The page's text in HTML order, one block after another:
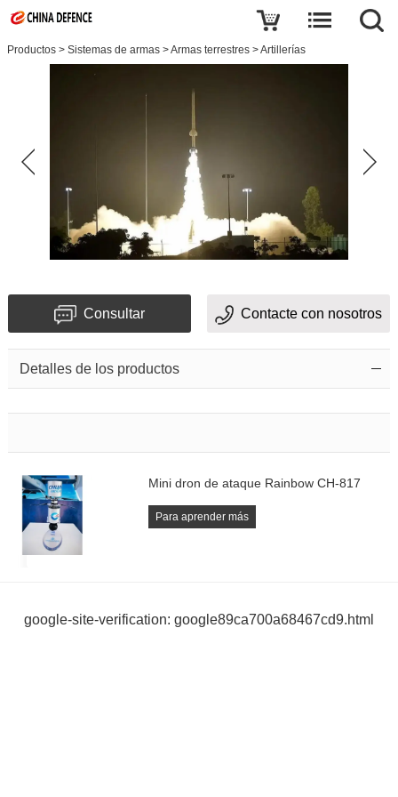
Productos > Sistemas de armas >Armas terrestres >Artillerías
Consultar Contacte con nosotros
Detalles de los productos
Mini dron de ataque Rainbow CH-817
Para aprender más
google-site-verification: google89ca700a68467cd9.html